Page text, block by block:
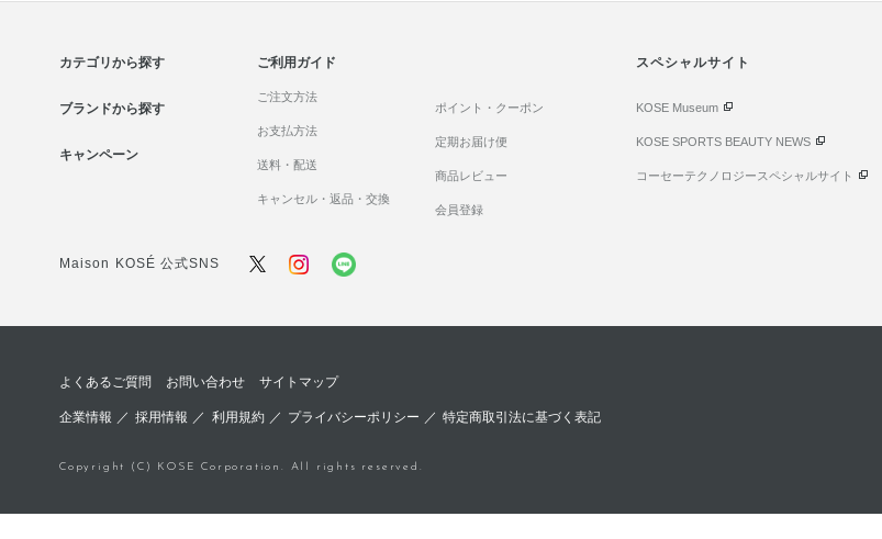
カテゴリから探す
ブランドから探す
キャンペーン
ご利用ガイド
ご注文方法
お支払方法
送料・配送
キャンセル・返品・交換
ポイント・クーポン
定期お届け便
商品レビュー
会員登録
スペシャルサイト
KOSE Museum
KOSE SPORTS BEAUTY NEWS
コーセーテクノロジースペシャルサイト
Maison KOSÉ 公式SNS
よくあるご質問 お問い合わせ サイトマップ
企業情報 ／採用情報 ／ 利用規約／ プライバシーポリシー ／ 特定商取引法に基づく表記
Copyright (C) KOSE Corporation. All rights reserved.